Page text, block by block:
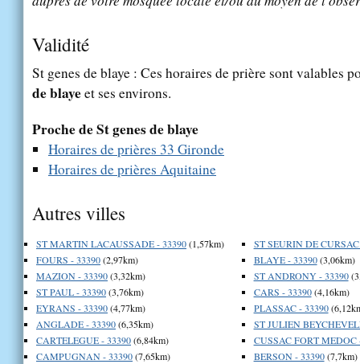
Validité
St genes de blaye : Ces horaires de prière sont valables
de blayeet ses environs.
Proche de St genes de blaye
Horaires de prières 33 Gironde
Horaires de prières Aquitaine
Autres villes
ST MARTIN LACAUSSADE - 33390(1,57km)
FOURS - 33390(2,97km)
MAZION - 33390(3,32km)
ST PAUL - 33390(3,76km)
EYRANS - 33390(4,77km)
ANGLADE - 33390(6,35km)
CARTELEGUE - 33390(6,84km)
CAMPUGNAN - 33390(7,65km)
ST SEURIN DE
BLAYE - 33390(3,06km)
ST ANDRONY - 33390
CARS - 33390(4,16km)
PLASSAC - 33390
ST JULIEN
CUSSAC FORT MEDOC
BERSON - 33390(7,7km)